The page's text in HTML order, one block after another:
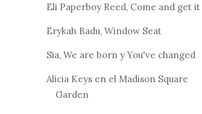
Eli Paperboy Reed, Come and get it
Erykah Badu, Window Seat
Sia, We are born y You've changed
Alicia Keys en el Madison Square
Garden